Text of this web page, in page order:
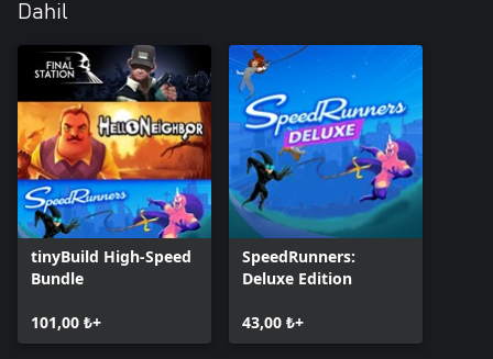
Dahil
tinyBuild High-Speed
Bundle
101,00 ₺+
SpeedRunners:
Deluxe Edition
43,00 ₺+